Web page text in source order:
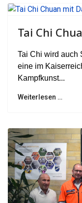
Tai Chi
Tai Chi wird auch
eine im
Kampfkunst...
Weiterlesen …